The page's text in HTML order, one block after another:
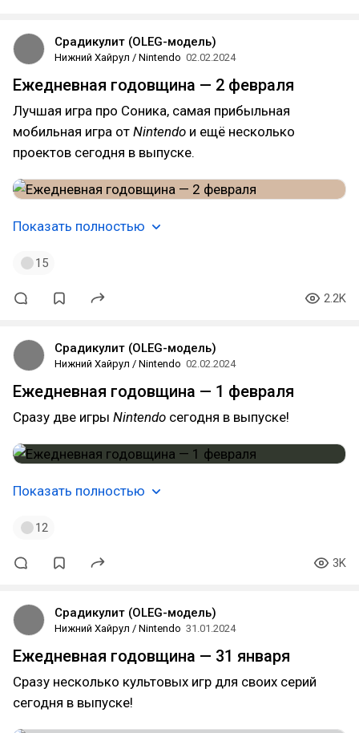
Срадикулит (OLEG-модель)
Нижний Хайрул / Nintendo 02.02.2024
Ежедневная годовщина — 2 февраля
Лучшая игра про Соника, самая прибыльная
мобильная игра от Nintendo и ещё несколько
проектов сегодня в выпуске.
Показать полностью
15
2.2K
Срадикулит (OLEG-модель)
Нижний Хайрул / Nintendo 02.02.2024
Ежедневная годовщина — 1 февраля
Сразу две игры Nintendo сегодня в выпуске!
Показать полностью
12
3K
Срадикулит (OLEG-модель)
Нижний Хайрул / Nintendo 31.01.2024
Ежедневная годовщина — 31 января
Сразу несколько культовых игр для своих серий
сегодня в выпуске!